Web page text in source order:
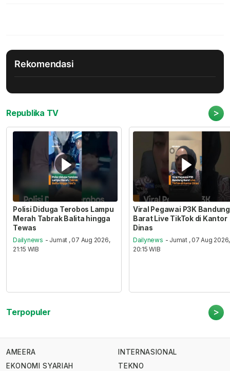
Rekomendasi
Republika TV >
Polisi Diduga Terobos Lampu
Merah Tabrak Balita hingga
Tewas
Dailynews - Jumat , 07 Aug 2026,
21:15 WIB
Viral Pegawai P3K Bandung
Barat Live TikTok di Kantor
Dinas
Dailynews - Jumat , 07 Aug 2026,
20:15 WIB
Terpopuler >
AMEERA
EKONOMI SYARIAH
INTERNASIONAL
TEKNO